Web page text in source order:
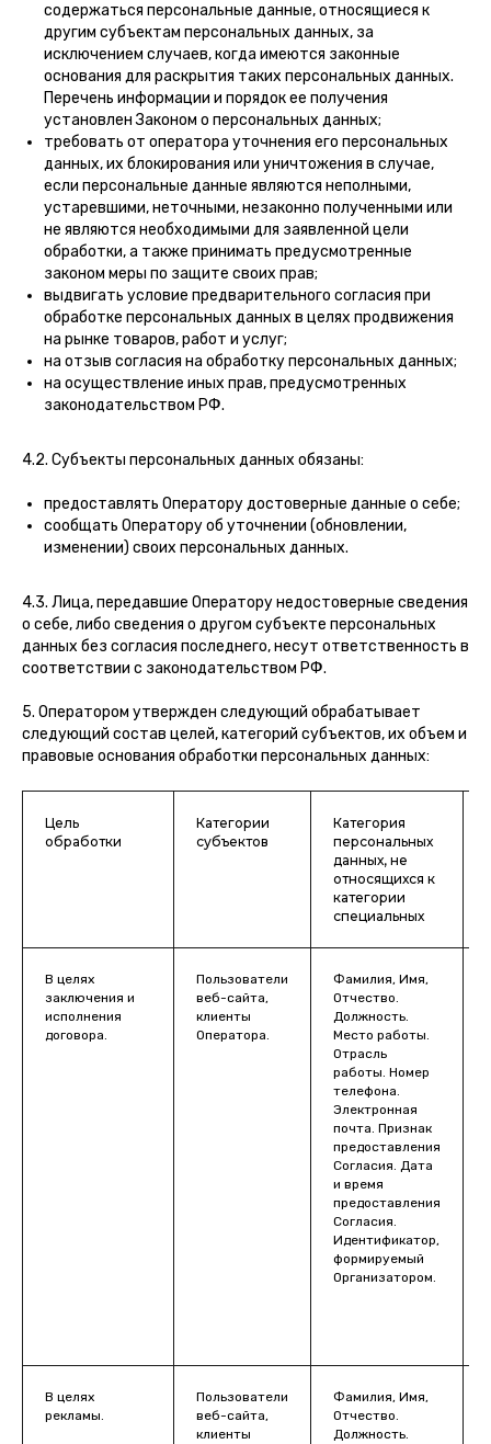
содержаться персональные данные, относящиеся к
другим субъектам персональных данных, за
исключением случаев, когда имеются законные
основания для раскрытия таких персональных данных.
Перечень информации и порядок ее получения
установлен Законом о персональных данных;
требовать от оператора уточнения его персональных
данных, их блокирования или уничтожения в случае,
если персональные данные являются неполными,
устаревшими, неточными, незаконно полученными или
не являются необходимыми для заявленной цели
обработки, а также принимать предусмотренные
законом меры по защите своих прав;
выдвигать условие предварительного согласия при
обработке персональных данных в целях продвижения
на рынке товаров, работ и услуг;
на отзыв согласия на обработку персональных данных;
на осуществление иных прав, предусмотренных
законодательством РФ.
4.2. Субъекты персональных данных обязаны:
предоставлять Оператору достоверные данные о себе;
сообщать Оператору об уточнении (обновлении,
изменении) своих персональных данных.
4.3. Лица, передавшие Оператору недостоверные сведения
о себе, либо сведения о другом субъекте персональных
данных без согласия последнего, несут ответственность в
соответствии с законодательством РФ.
5. Оператором утвержден следующий обрабатывает
следующий состав целей, категорий субъектов, их объем и
правовые основания обработки персональных данных:
Цель
обработки
Категории
субъектов
Категория
персональных
данных, не
относящихся к
категории
специальных
В целях
заключения и
исполнения
договора.
Пользователи
веб-сайта,
клиенты
Оператора.
Фамилия, Имя,
Отчество.
Должность.
Место работы.
Отрасль
работы. Номер
телефона.
Электронная
почта. Признак
предоставления
Согласия. Дата
и время
предоставления
Согласия.
Идентификатор,
формируемый
Организатором.
В целях
рекламы.
Пользователи
веб-сайта,
клиенты
Фамилия, Имя,
Отчество.
Должность.